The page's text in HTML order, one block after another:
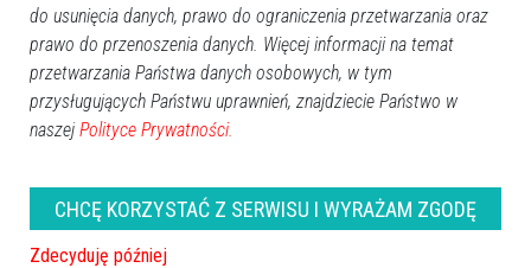
do usunięcia danych, prawo do ograniczenia przetwarzania oraz
prawo do przenoszenia danych. Więcej informacji na temat
przetwarzania Państwa danych osobowych, w tym
przysługujących Państwu uprawnień, znajdziecie Państwo w
naszej Polityce Prywatności.
CHCĘ KORZYSTAĆ Z SERWISU I WYRAŻAM ZGODĘ
Zdecyduję później